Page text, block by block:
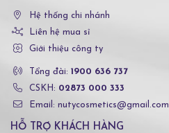
Hệ thống chi nhánh
Liên hệ mua sỉ
Giới thiệu công ty
Tổng đài: 1900 636 737
CSKH: 02873 000 333
Email: nutycosmetics@gmail.com
HỖ TRỢ KHÁCH HÀNG